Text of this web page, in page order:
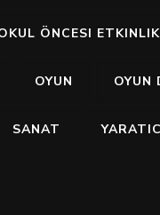
ÖNCESI
OYUN OYUN
SANAT